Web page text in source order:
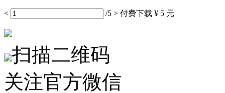
< /5 > 付费下载 ¥ 5 元
扫描二维码
关注官方微信